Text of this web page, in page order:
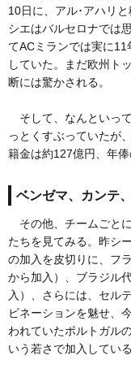
10日に、アル･アハリ
シエはバルセロナでは
てACミランでは実に
していた。まだ欧州ト
断には驚かされる。
そして、なんといっ
っとくすぶっていたが
籍金は約127億円、年
ベンゼマ、カンテ
その他、チームごと
たちを見てみる。昨シ
の加入を皮切りに、フ
から加入）、ブラジル
入）、さらには、セル
ビネーションを魅せ、
われていたポルトガル
いう若さで加入している